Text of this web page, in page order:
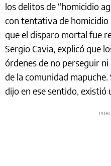
los delitos de “homicidio
con tentativa de homicidio
que el disparo mortal fue
Sergio Cavia, explicó que
órdenes de no perseguir
de la comunidad
dijo en ese sentido, existió